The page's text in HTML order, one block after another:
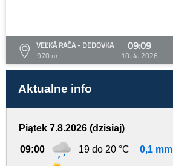
VEĽKÁ RAČA - DEDOVKA
970 m
09:09
10. 4. 2026
Aktualne info
Piątek 7.8.2026 (dzisiaj)
09:00 19 do 20 °C 0,1 mm